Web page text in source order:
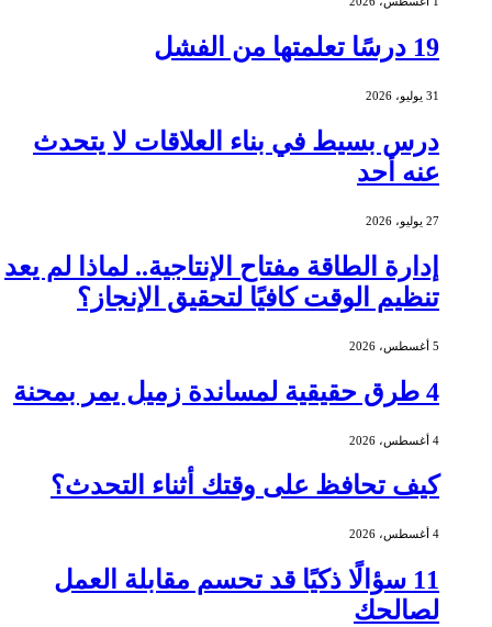
19 درسًا تعلمتها من الفشل
31 يوليو، 2026
درس بسيط في بناء العلاقات لا يتحدث
عنه أحد
27 يوليو، 2026
إدارة الطاقة مفتاح الإنتاجية.. لماذا لم يعد
تنظيم الوقت كافيًا لتحقيق الإنجاز؟
5 أغسطس، 2026
4 طرق حقيقية لمساندة زميل يمر بمحنة
4 أغسطس، 2026
كيف تحافظ على وقتك أثناء التحدث؟
4 أغسطس، 2026
11 سؤالًا ذكيًا قد تحسم مقابلة العمل
لصالحك